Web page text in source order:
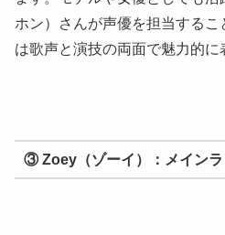
ホン）さんが声優を担当する
は歌声と演技の両面で魅力的に
③ Zoey（ゾーイ）：メイン